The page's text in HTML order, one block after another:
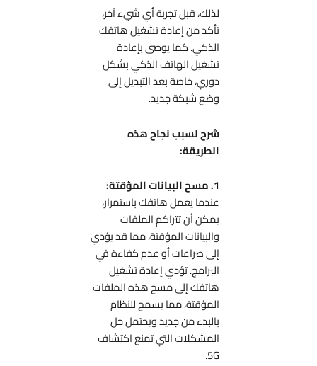
لذلك، قبل تجربة أي شيء آخر،
تأكد من إعادة تشغيل هاتفك
الذكي. كما يوصى بإعادة
تشغيل الهاتف الذكي بشكل
دوري، خاصة بعد التبديل إلى
وضع شبكة جديد.
شرح لسبب نجاح هذه
الطريقة:
عندما يعمل هاتفك باستمرار،
يمكن أن تتراكم الملفات
والبيانات المؤقتة، مما قد يؤدي
إلى صراعات أو عدم كفاءة في
البرامج. تؤدي إعادة تشغيل
هاتفك إلى مسح هذه الملفات
المؤقتة، مما يسمح للنظام
بالبدء من جديد ويحتمل حل
المشكلات التي تمنع اكتشاف
5G.